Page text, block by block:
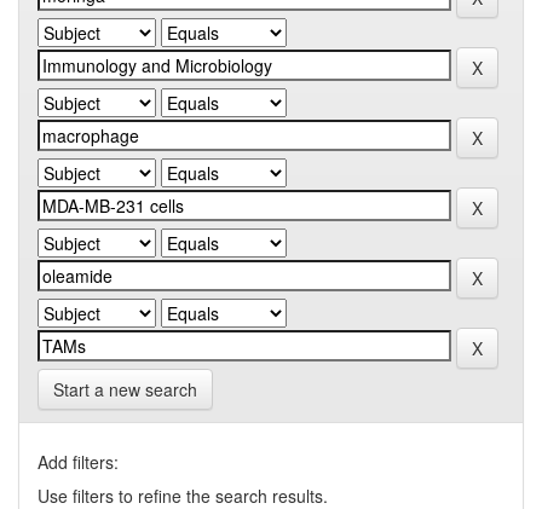
Start a new search
Add filters:
Use filters to refine the search results.